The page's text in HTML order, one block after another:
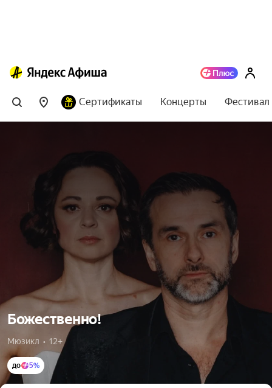
Сертификаты Концерты
Божественно!
Мюзикл  •  12+
до 5%